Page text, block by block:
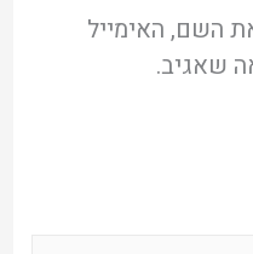
השם, האימייל
שאגיב.